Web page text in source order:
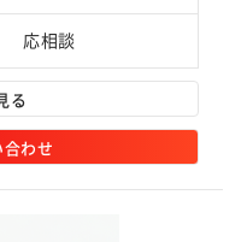
応相談
る
わせ